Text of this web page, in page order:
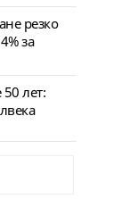
резко
за
50 лет: